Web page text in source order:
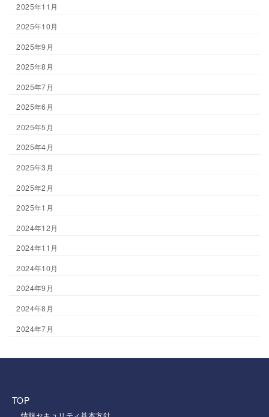
2025年11月
2025年10月
2025年9月
2025年8月
2025年7月
2025年6月
2025年5月
2025年4月
2025年3月
2025年2月
2025年1月
2024年12月
2024年11月
2024年10月
2024年9月
2024年8月
2024年7月
TOP
情報セキュリティ基本方針